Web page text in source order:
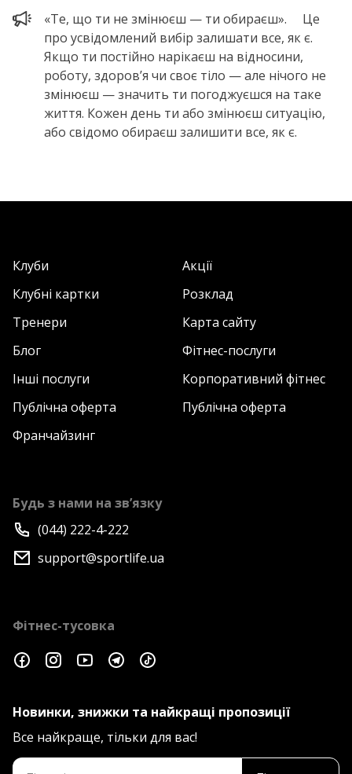
«Те, що ти не змінюєш — ти обираєш». ⠀ Це
про усвідомлений вибір залишати все, як є.
Якщо ти постійно нарікаєш на відносини,
роботу, здоров’я чи своє тіло — але нічого не
змінюєш — значить ти погоджуєшся на таке
життя. Кожен день ти або змінюєш ситуацію,
або свідомо обираєш залишити все, як є.
Клуби
Акції
Клубні картки
Розклад
Тренери
Карта сайту
Блог
Фітнес-послуги
Інші послуги
Корпоративний фітнес
Публічна оферта
Публічна оферта
Франчайзинг
Будь з нами на зв’язку
(044) 222-4-222
support@sportlife.ua
Фітнес-тусовка
Новинки, знижки та найкращі пропозиції
Все найкраще, тільки для вас!